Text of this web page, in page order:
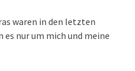
waren in den letzten
nur um mich und meine